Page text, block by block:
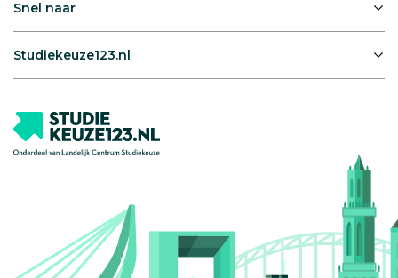
Snel naar
Studiekeuze123.nl